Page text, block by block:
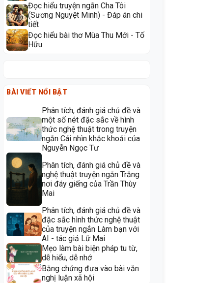
Đọc hiểu truyện ngắn Cha Tôi
(Sương Nguyệt Minh) - Đáp án chi
tiết
Đọc hiểu bài thơ Mùa Thu Mới - Tố
Hữu
BÀI VIẾT NỔI BẬT
Phân tích, đánh giá chủ đề và
một số nét đặc sắc về hình
thức nghệ thuật trong truyện
ngắn Cái nhìn khắc khoải của
Nguyễn Ngọc Tư
Phân tích, đánh giá chủ đề và
nghệ thuật truyện ngắn Trăng
nơi đáy giếng của Trần Thùy
Mai
Phân tích, đánh giá chủ đề và
đặc sắc hình thức nghệ thuật
của truyện ngắn Làm bạn với
AI - tác giả Lữ Mai
Mẹo làm bài biện pháp tu từ,
dễ hiểu, dễ nhớ
Bằng chứng đưa vào bài văn
nghị luận xã hội